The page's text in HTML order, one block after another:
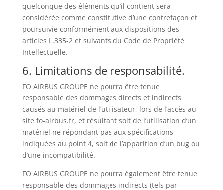
quelconque des éléments qu’il contient sera
considérée comme constitutive d’une contrefaçon et
poursuivie conformément aux dispositions des
articles L.335-2 et suivants du Code de Propriété
Intellectuelle.
6. Limitations de responsabilité.
FO AIRBUS GROUPE ne pourra être tenue
responsable des dommages directs et indirects
causés au matériel de l’utilisateur, lors de l’accès au
site fo-airbus.fr, et résultant soit de l’utilisation d’un
matériel ne répondant pas aux spécifications
indiquées au point 4, soit de l’apparition d’un bug ou
d’une incompatibilité.
FO AIRBUS GROUPE ne pourra également être tenue
responsable des dommages indirects (tels par